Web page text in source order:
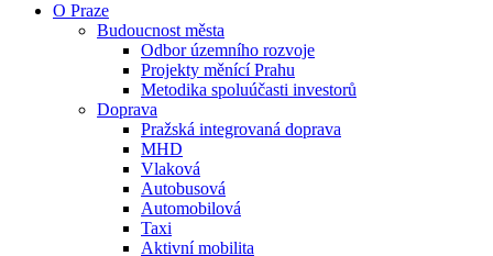
O Praze
Budoucnost města
Odbor územního rozvoje
Projekty měnící Prahu
Metodika spoluúčasti investorů
Doprava
Pražská integrovaná doprava
MHD
Vlaková
Autobusová
Automobilová
Taxi
Aktivní mobilita